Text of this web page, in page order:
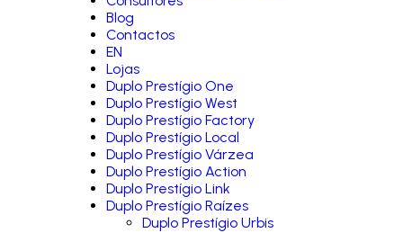
Blog
Contactos
EN
Lojas
Duplo Prestígio One
Duplo Prestígio West
Duplo Prestígio Factory
Duplo Prestígio Local
Duplo Prestígio Várzea
Duplo Prestígio Action
Duplo Prestígio Link
Duplo Prestígio Raízes
Duplo Prestígio Urbis